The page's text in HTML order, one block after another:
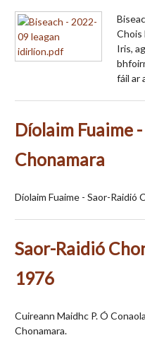
Chois
Iris,
fáil ar
Díolaim Fuaime
Chonamara
Díolaim Fuaime - Saor-Raidió
Saor-Raidió
1976
Cuireann Maidhc P. Ó
Chonamara.